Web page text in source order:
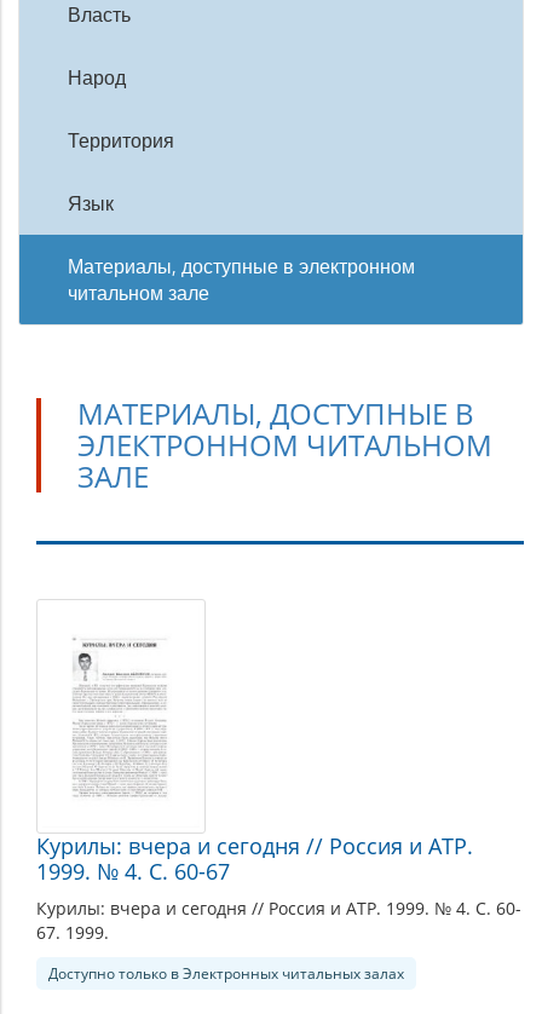
Власть
Народ
Территория
Язык
Материалы, доступные в электронном
читальном зале
МАТЕРИАЛЫ, ДОСТУПНЫЕ В
ЭЛЕКТРОННОМ ЧИТАЛЬНОМ
ЗАЛЕ
Материалы,
доступные
электронном
читальном
зале
Курилы: вчера и сегодня // Россия и АТР.
1999. № 4. С. 60-67
Курилы: вчера и сегодня // Россия и АТР. 1999. № 4. С. 60-
67. 1999.
Доступно только в Электронных читальных залах